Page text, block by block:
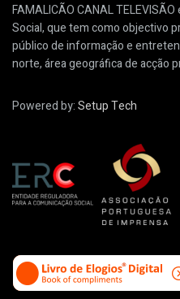
FAMALICÃO CANAL
Social, que tem como objectivo
público de informação e
norte, área geográfica de acção
Powered by:Setup Tech